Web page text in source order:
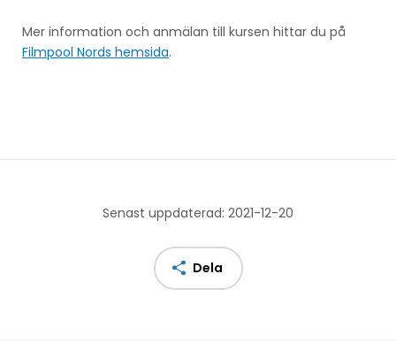
Mer information och anmälan till kursen hittar du på
Filmpool Nords hemsida.
Senast uppdaterad: 2021-12-20
Dela